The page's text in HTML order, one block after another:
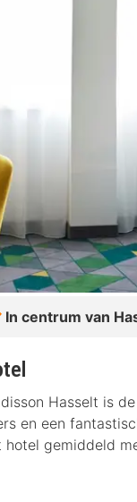
In centrum van
Hasselt is
en een
hotel gemiddeld